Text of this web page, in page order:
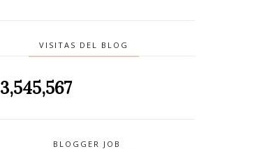
VISITAS DEL BLOG
3,545,567
BLOGGER JOB